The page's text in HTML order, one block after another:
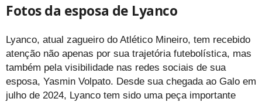
Fotos da esposa de Lyanco
Lyanco, atual zagueiro do Atlético Mineiro, tem recebido
atenção não apenas por sua trajetória futebolística, mas
também pela visibilidade nas redes sociais de sua
esposa, Yasmin Volpato. Desde sua chegada ao Galo em
julho de 2024, Lyanco tem sido uma peça importante